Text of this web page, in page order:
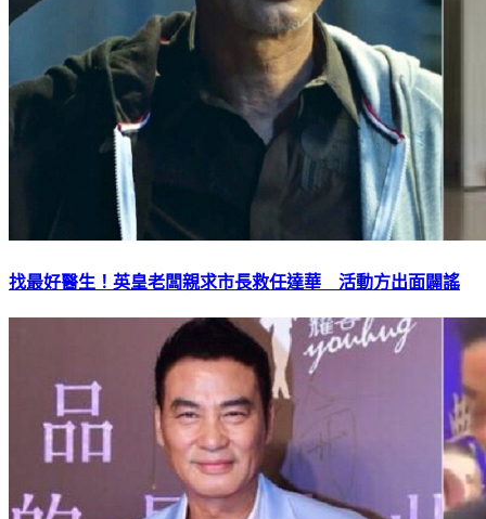
找最好醫生！英皇老闆親求市長救任達華 活動方出面闢謠